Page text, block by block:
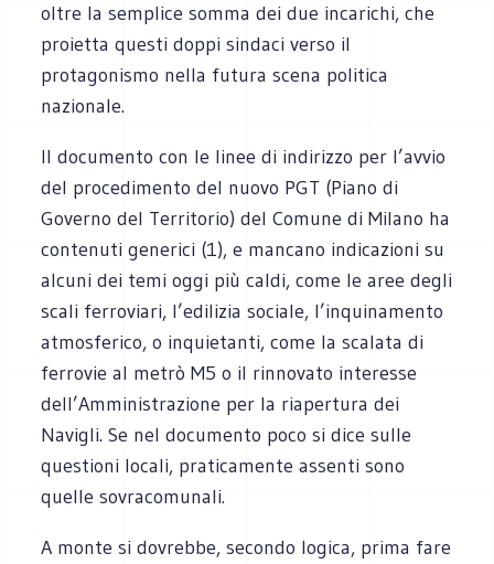
oltre la semplice somma dei due incarichi, che
proietta questi doppi sindaci verso il
protagonismo nella futura scena politica
nazionale.
Il documento con le linee di indirizzo per l’avvio
del procedimento del nuovo PGT (Piano di
Governo del Territorio) del Comune di Milano ha
contenuti generici (1), e mancano indicazioni su
alcuni dei temi oggi più caldi, come le aree degli
scali ferroviari, l’edilizia sociale, l’inquinamento
atmosferico, o inquietanti, come la scalata di
ferrovie al metrò M5 o il rinnovato interesse
dell’Amministrazione per la riapertura dei
Navigli. Se nel documento poco si dice sulle
questioni locali, praticamente assenti sono
quelle sovracomunali.
A monte si dovrebbe, secondo logica, prima fare